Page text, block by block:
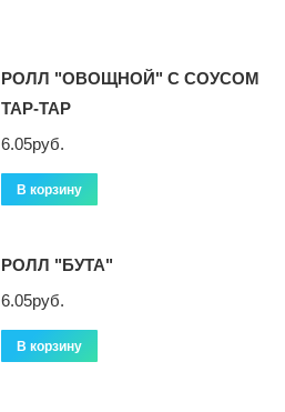
РОЛЛ "ОВОЩНОЙ" С СОУСОМ
ТАР-ТАР
6.05руб.
В корзину
РОЛЛ "БУТА"
6.05руб.
В корзину